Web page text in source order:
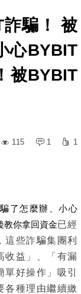
騙！ 被
心BYBIT
被BYBIT
115
1 1
了怎麼辦、小心
教你拿回資金已經
些詐騙集團利
收益」、「有漏
好操作」吸引
各種理由繼續繳